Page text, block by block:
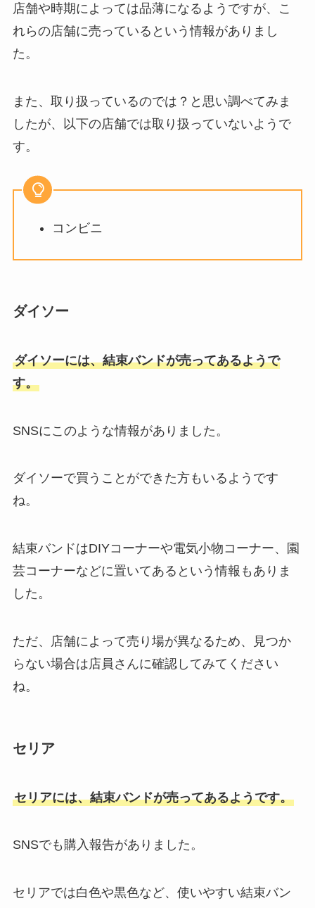
店舗や時期によっては品薄になるようですが、こ
れらの店舗に売っているという情報がありまし
た。
また、取り扱っているのでは？と思い調べてみま
したが、以下の店舗では取り扱っていないようで
す。
コンビニ
ダイソー
ダイソーには、結束バンドが売ってあるようで
す。
SNSにこのような情報がありました。
ダイソーで買うことができた方もいるようです
ね。
結束バンドはDIYコーナーや電気小物コーナー、園
芸コーナーなどに置いてあるという情報もありま
した。
ただ、店舗によって売り場が異なるため、見つか
らない場合は店員さんに確認してみてください
ね。
セリア
セリアには、結束バンドが売ってあるようです。
SNSでも購入報告がありました。
セリアでは白色や黒色など、使いやすい結束バン